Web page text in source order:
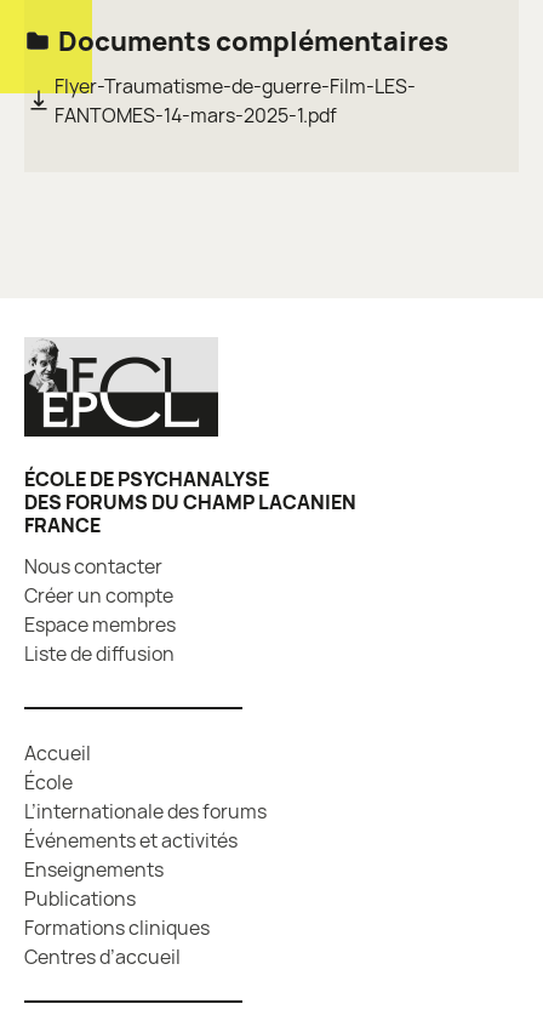
Documents complémentaires
Flyer-Traumatisme-de-guerre-Film-LES-
FANTOMES-14-mars-2025-1.pdf
ÉCOLE DE PSYCHANALYSE
DES FORUMS DU CHAMP LACANIEN
FRANCE
Nous contacter
Créer un compte
Espace membres
Liste de diffusion
Accueil
École
L’internationale des forums
Événements et activités
Enseignements
Publications
Formations cliniques
Centres d’accueil